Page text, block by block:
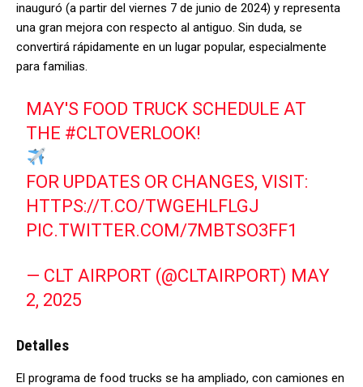
inauguró (a partir del viernes 7 de junio de 2024) y representa
una gran mejora con respecto al antiguo. Sin duda, se
convertirá rápidamente en un lugar popular, especialmente
para familias.
MAY'S FOOD TRUCK SCHEDULE AT
THE #CLTOVERLOOK!
FOR UPDATES OR CHANGES, VISIT:
HTTPS://T.CO/TWGEHLFLGJ
PIC.TWITTER.COM/7MBTSO3FF1
— CLT AIRPORT (@CLTAIRPORT) MAY
2, 2025
Detalles
El programa de food trucks se ha ampliado, con camiones en